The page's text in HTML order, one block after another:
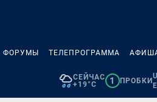
ФОРУМЫ ТЕЛЕПРОГРАММА
СЕЙЧАС
+19°C
1 ПРОБКИ